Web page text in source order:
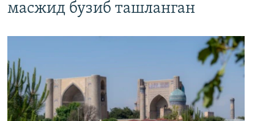
масжид бузиб ташланган